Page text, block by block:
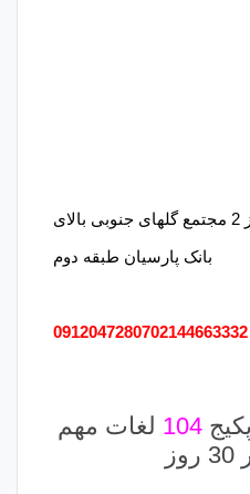
در اکباتان فاز 2 مجتمع گلهای جنوبی بالای
بانک پارسیان طبقه دوم
0912047280702144663332
104 لغات مهم